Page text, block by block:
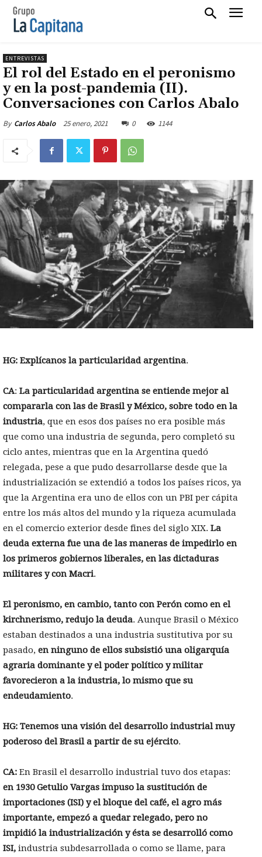
ENTREVISTAS
El rol del Estado en el peronismo
y en la post-pandemia (II).
Conversaciones con Carlos Abalo
By Carlos Abalo 25 enero, 2021 0 1144
HG: Explícanos la particularidad argentina.
CA: La particularidad argentina se entiende mejor al
compararla con las de Brasil y México, sobre todo en la
industria, que en esos dos países no era posible más
que como una industria de segunda, pero completó su
ciclo antes, mientras que en la Argentina quedó
relegada, pese a que pudo desarrollarse desde que la
industrialización se extendió a todos los países ricos, ya
que la Argentina era uno de ellos con un PBI per cápita
entre los más altos del mundo y la riqueza acumulada
en el comercio exterior desde fines del siglo XIX. La
deuda externa fue una de las maneras de impedirlo en
los primeros gobiernos liberales, en las dictaduras
militares y con Macri.
El peronismo, en cambio, tanto con Perón como en el
kirchnerismo, redujo la deuda. Aunque Brasil o México
estaban destinados a una industria sustitutiva por su
pasado, en ninguno de ellos subsistió una oligarquía
agraria dominante y el poder político y militar
favorecieron a la industria, lo mismo que su
endeudamiento.
HG: Tenemos una visión del desarrollo industrial muy
poderoso del Brasil a partir de su ejército.
CA: En Brasil el desarrollo industrial tuvo dos etapas:
en 1930 Getulio Vargas impuso la sustitución de
importaciones (ISI) y el bloque del café, el agro más
importante, empezó a quedar relegado, pero no
impidió la industrialización y ésta se desarrolló como
ISI, industria subdesarrollada o como se llame, para